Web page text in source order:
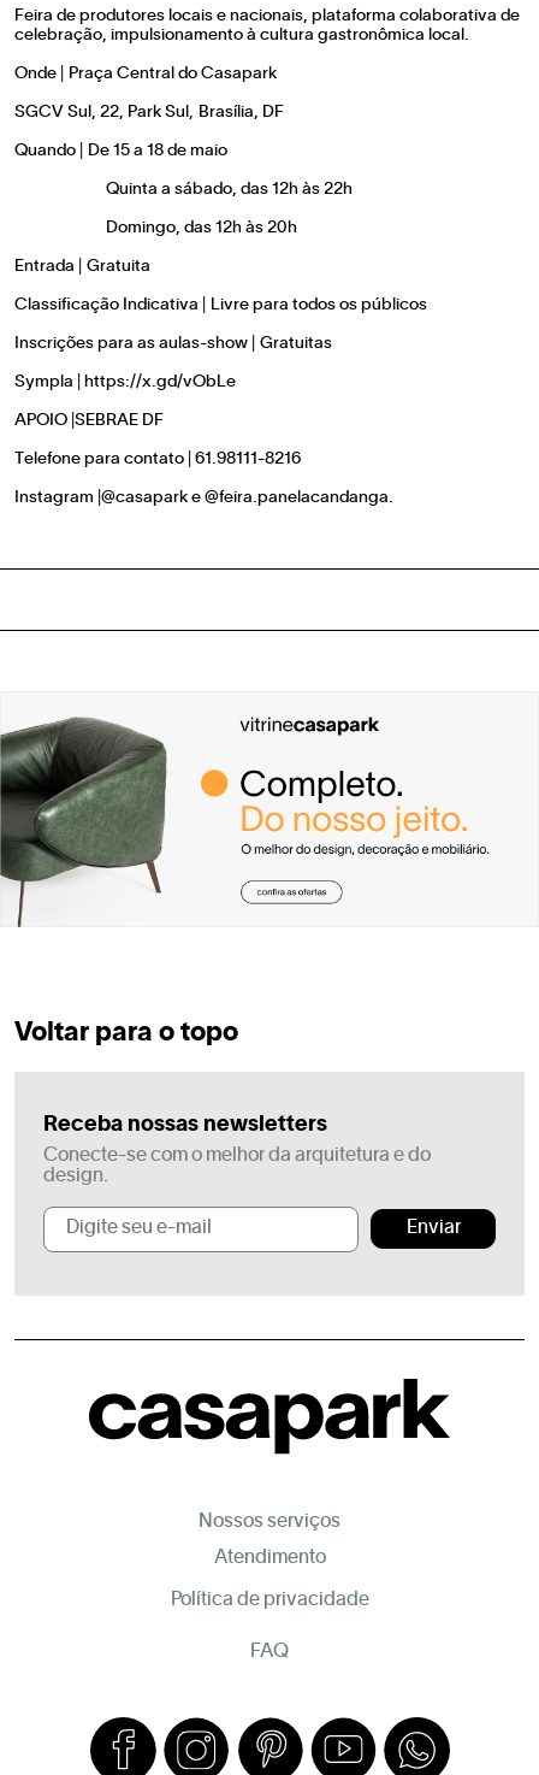
Feira de produtores locais e nacionais, plataforma colaborativa de
celebração, impulsionamento à cultura gastronômica local.
Onde | Praça Central do Casapark
SGCV Sul, 22, Park Sul, Brasília, DF
Quando | De 15 a 18 de maio
Quinta a sábado, das 12h às 22h
Domingo, das 12h às 20h
Entrada | Gratuita
Classificação Indicativa | Livre para todos os públicos
Inscrições para as aulas-show | Gratuitas
Sympla | https://x.gd/vObLe
APOIO |SEBRAE DF
Telefone para contato | 61.98111-8216
Instagram |@casapark e @feira.panelacandanga.
Voltar para o topo
Receba nossas newsletters
Conecte-se com o melhor da arquitetura e do
design.
Enviar
Nossos serviços
Atendimento
Política de privacidade
FAQ